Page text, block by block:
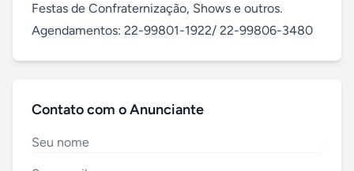
Festas de Confraternização, Shows e outros.
Agendamentos: 22-99801-1922/ 22-99806-3480
Contato com o Anunciante